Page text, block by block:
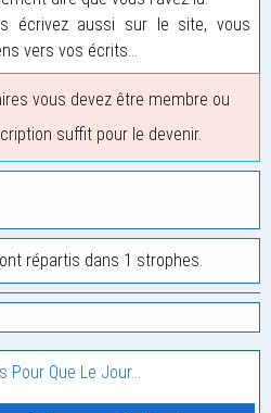
écrivez aussi sur le site, vous
vers vos écrits...
vous devez être membre ou
suffit pour le devenir.
répartis dans 1 strophes.
Pour Que Le Jour…